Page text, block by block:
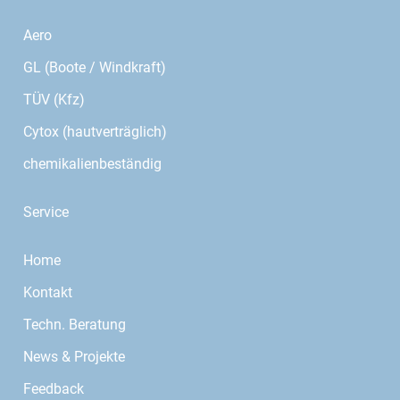
Aero
GL (Boote / Windkraft)
TÜV (Kfz)
Cytox (hautverträglich)
chemikalienbeständig
Service
Home
Kontakt
Techn. Beratung
News & Projekte
Feedback